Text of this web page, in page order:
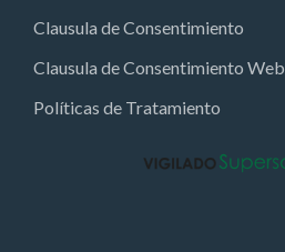
Clausula de Consentimiento
Clausula de Consentimiento Web
Políticas de Tratamiento